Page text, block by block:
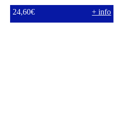
24,60€ + info